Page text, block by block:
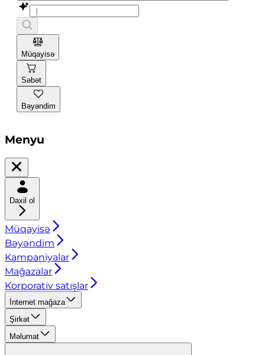
Müqayisə
Səbət
Bəyəndim
Menyu
Daxil ol
Müqayisə
Bəyəndim
Kampaniyalar
Mağazalar
Korporativ satışlar
İnternet mağaza
Şirkət
Məlumat